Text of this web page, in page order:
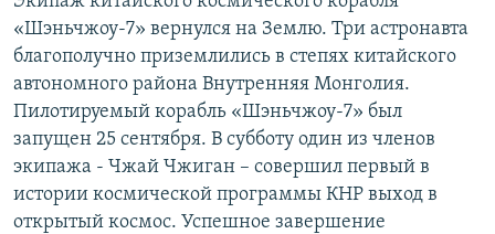
поиску
КАВКАЗ.РЕАЛИИ
СЕВЕР.РЕАЛИИ
СИБИРЬ.РЕАЛИИ
РАСПИСАНИЕ ВЕЩАНИЯ
ПОДПИШИТЕСЬ НА РАССЫЛКУ
СОЦИАЛЬНЫЕ СЕТИ
«Шэньчжоу-7» вернулся на Землю. Три астронавта
благополучно приземлились в степях китайского
автономного района Внутренняя Монголия.
Пилотируемый корабль «Шэньчжоу-7» был
запущен 25 сентября. В субботу один из членов
экипажа - Чжай Чжиган – совершил первый в
истории космической программы КНР выход в
открытый космос. Успешное завершение